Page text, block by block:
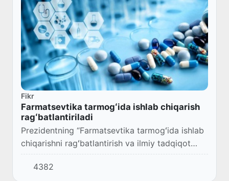
Fikr
Farmatsevtika tarmogʻida ishlab chiqarish
ragʻbatlantiriladi
Prezidentning “Farmatsevtika tarmogʻida ishlab
chiqarishni ragʻbatlantirish va ilmiy tadqiqot
jarayonlarini takomillashtirish boʻyicha
qoʻshimcha chora-tadbirlar toʻgʻrisida”gi far...
4382